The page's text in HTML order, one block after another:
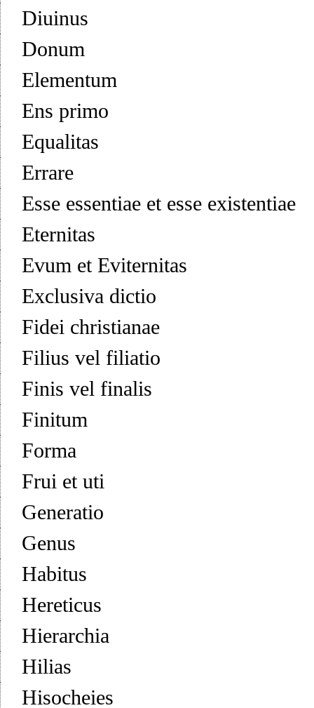
Diuinus
Donum
Elementum
Ens primo
Equalitas
Errare
Esse essentiae et esse existentiae
Eternitas
Evum et Eviternitas
Exclusiva dictio
Fidei christianae
Filius vel filiatio
Finis vel finalis
Finitum
Forma
Frui et uti
Generatio
Genus
Habitus
Hereticus
Hierarchia
Hilias
Hisocheies